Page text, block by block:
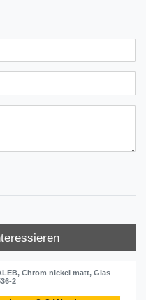
Chrom nickel matt, Glas
2